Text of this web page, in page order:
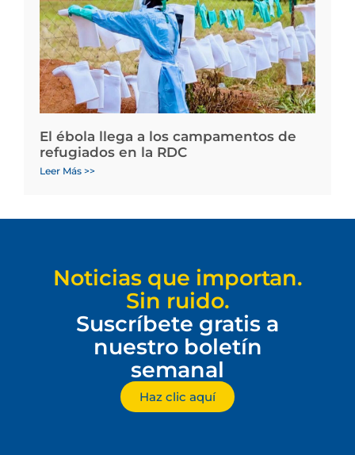
El ébola llega a los campamentos de
refugiados en la RDC
Leer Más >>
Noticias que importan.
Sin ruido.
Suscríbete gratis a
nuestro boletín
semanal
Haz clic aquí